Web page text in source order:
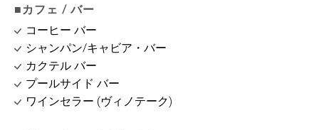
■カフェ / バー
コーヒー バー
シャンパン/キャビア・バー
カクテル バー
プールサイド バー
ワインセラー (ヴィノテーク)